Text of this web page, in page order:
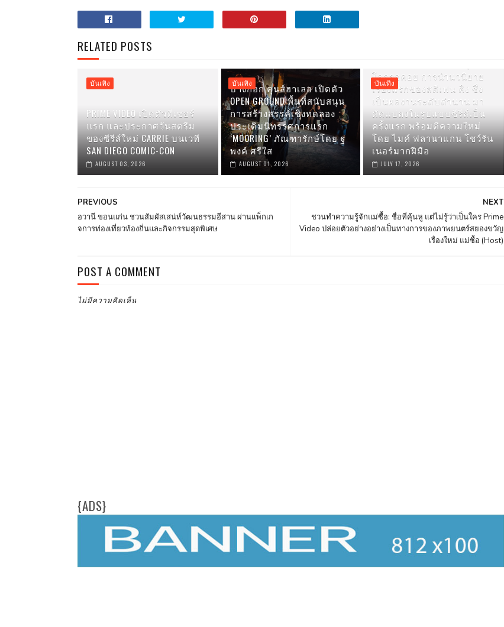
RELATED POSTS
บันเทิง
PRIME VIDEO เปิดตัวทีเซอร์
แรก และประกาศวันสตรีม
ของซีรีส์ใหม่ CARRIE บนเวที
SAN DIEGO COMIC-CON
AUGUST 03, 2026
บันเทิง
บางกอก คุนส์ฮาเลอ เปิดตัว
OPEN GROUND พื้นที่สนับสนุน
การสร้างสรรค์เชิงทดลอง
ประเดิมนิทรรศการแรก
‘MOORING’ ภัณฑารักษ์โดย ฐ
พงค์ ศรีใส
AUGUST 01, 2026
บันเทิง
โลกรอคอย การนำนวนิยาย
เรื่องแรกของสตีเฟน คิง ซึ่ง
เป็นผลงานระดับตำนาน มา
ดัดแปลงในรูปแบบซีรีส์เป็น
ครั้งแรก พร้อมตีความใหม่
โดย ไมค์ ฟลานาแกน โชว์รัน
เนอร์มากฝีมือ
JULY 17, 2026
NEXT
ชวนทำความรู้จักแม่ซื้อ: ชื่อที่คุ้นหู แต่ไม่รู้ว่าเป็นใคร Prime
Video ปล่อยตัวอย่างอย่างเป็นทางการของภาพยนตร์สยองขวัญ
เรื่องใหม่ แม่ซื้อ (Host)
PREVIOUS
อวานี ขอนแก่น ชวนสัมผัสเสน่ห์วัฒนธรรมอีสาน ผ่านแพ็กเก
จการท่องเที่ยวท้องถิ่นและกิจกรรมสุดพิเศษ
POST A COMMENT
ไม่มีความคิดเห็น
{ADS}